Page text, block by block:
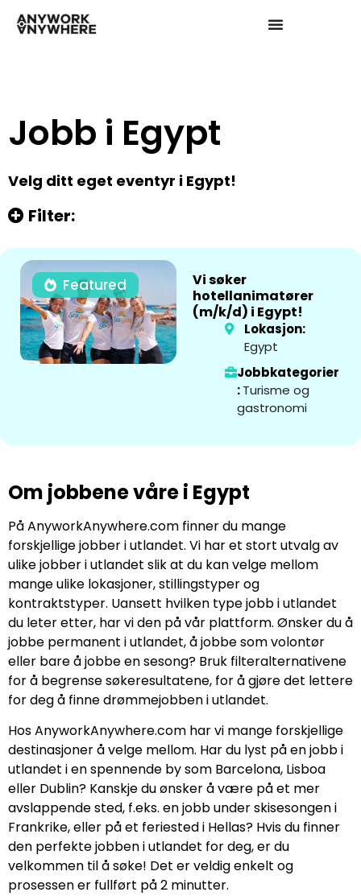
Jobb i Egypt
Velg ditt eget eventyr i Egypt!
Filter:
Featured
Vi søker
hotellanimatører
(m/k/d) i Egypt!
Lokasjon:
Egypt
Jobbkategorier
:Turisme og
gastronomi
Om jobbene våre i Egypt
På AnyworkAnywhere.com finner du mange
forskjellige jobber i utlandet. Vi har et stort utvalg av
ulike jobber i utlandet slik at du kan velge mellom
mange ulike lokasjoner, stillingstyper og
kontraktstyper. Uansett hvilken type jobb i utlandet
du leter etter, har vi den på vår plattform. Ønsker du å
jobbe permanent i utlandet, å jobbe som volontør
eller bare å jobbe en sesong? Bruk filteralternativene
for å begrense søkeresultatene, for å gjøre det lettere
for deg å finne drømmejobben i utlandet.
Hos AnyworkAnywhere.com har vi mange forskjellige
destinasjoner å velge mellom. Har du lyst på en jobb i
utlandet i en spennende by som Barcelona, ​​Lisboa
eller Dublin? Kanskje du ønsker å være på et mer
avslappende sted, f.eks. en jobb under skisesongen i
Frankrike, eller på et feriested i Hellas? Hvis du finner
den perfekte jobben i utlandet for deg, er du
velkommen til å søke! Det er veldig enkelt og
prosessen er fullført på 2 minutter.